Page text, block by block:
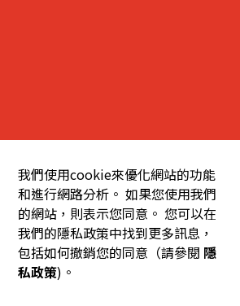
我們使用cookie來優化網站的功能
和進行網路分析。 如果您使用我們
的網站，則表示您同意。 您可以在
我們的隱私政策中找到更多訊息，
包括如何撤銷您的同意（請參閱 隱
私政策)。